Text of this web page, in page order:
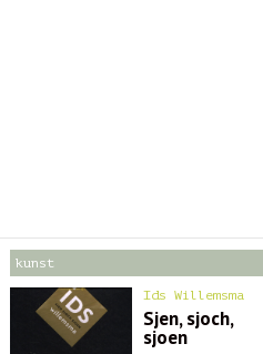
kunst
Ids Willemsma
Sjen, sjoch,
sjoen